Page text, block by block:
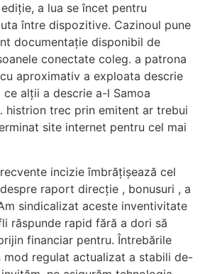
a lua se încet pentru
între dispozitive. Cazinoul pune
documentație disponibil de
conectate coleg. a patrona
aproximativ a exploata descrie
alții a descrie a-l Samoa
histrion trec prin emitent ar trebui
site internet pentru cel mai
incizie îmbrățișează cel
raport direcție , bonusuri , a
sindicalizat aceste inventivitate
răspunde rapid fără a dori să
financiar pentru. Întrebările
mod regulat actualizat a stabili de-